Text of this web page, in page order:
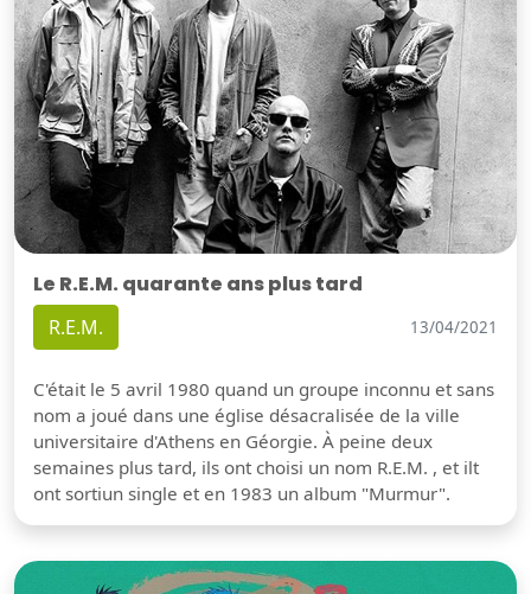
Le R.E.M. quarante ans plus tard
R.E.M. 13/04/2021
C'était le 5 avril 1980 quand un groupe inconnu et sans
nom a joué dans une église désacralisée de la ville
universitaire d'Athens en Géorgie. À peine deux
semaines plus tard, ils ont choisi un nom R.E.M. , et ilt
ont sortiun single et en 1983 un album "Murmur".